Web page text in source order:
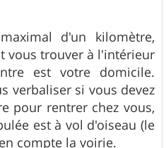
d'un kilomètre,
vous trouver à l'intérieur
est votre domicile.
verbaliser si vous devez
pour rentrer chez vous,
est à vol d'oiseau (le
compte la voirie.